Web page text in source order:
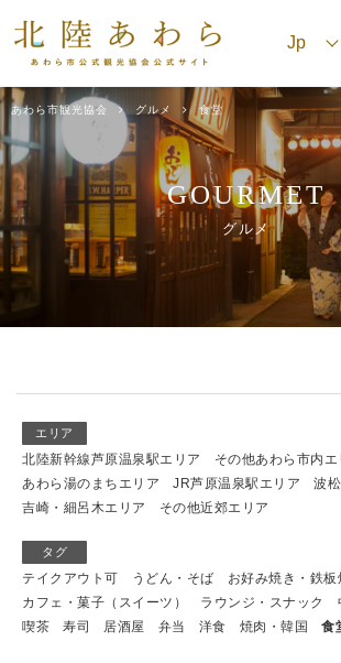
あわら市観光協会 グルメ 食堂
GOURMET
グルメ
エリア
北陸新幹線芦原温泉駅エリア
その他あわら市内エ
あわら湯のまちエリア
JR芦原温泉駅エリア
波
吉崎・細呂木エリア
その他近郊エリア
タグ
テイクアウト可 うどん・そば
お好み焼き・鉄板
カフェ・菓子（スイーツ）
ラウンジ・スナック
喫茶
寿司 居酒屋 弁当 洋食 焼肉・韓国 食